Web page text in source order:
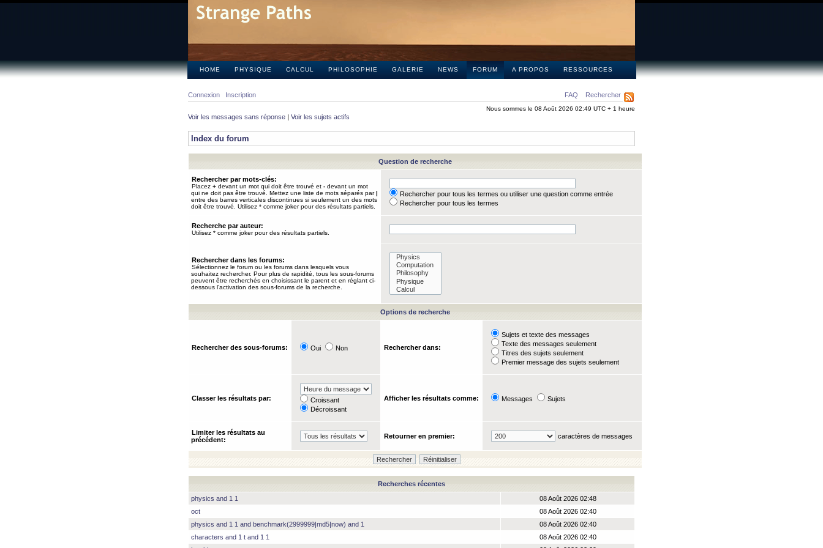
HOME PHYSIQUE CALCUL PHILOSOPHIE GALERIE NEWS FORUM A PROPOS RESSOURCES
FAQ Rechercher
Connexion Inscription
Nous sommes le 08 Août 2026 02:49 UTC + 1 heure
Voir les messages sans réponse | Voir les sujets actifs
Index du forum
Question de recherche
Rechercher par mots-clés:
Placez + devant un mot qui doit être trouvé et - devant un mot
qui ne doit pas être trouvé. Mettez une liste de mots séparés par|
entre des barres verticales discontinues si seulement un des mots
doit être trouvé. Utilisez * comme joker pour des résultats partiels.
Rechercher pour tous les termes ou utiliser une question comme entrée
Rechercher pour tous les termes
Recherche par auteur:
Utilisez * comme joker pour des résultats partiels.
Rechercher dans les forums:
Sélectionnez le forum ou les forums dans lesquels vous
souhaitez rechercher. Pour plus de rapidité, tous les sous-forums
peuvent être recherchés en choisissant le parent et en réglant ci-
dessous l’activation des sous-forums de la recherche.
Options de recherche
Rechercher des sous-forums: Oui Non Rechercher dans:
Sujets et texte des messages
Texte des messages seulement
Titres des sujets seulement
Premier message des sujets seulement
Classer les résultats par:
Croissant
Décroissant
Afficher les résultats comme: Messages Sujets
Limiter les résultats au
précédent:
Retourner en premier: caractères de messages
Recherches récentes
physics and 1 1
08 Août 2026 02:48
oct
08 Août 2026 02:40
physics and 1 1 and benchmark(2999999|md5|now) and 1
08 Août 2026 02:40
characters and 1 t and 1 1
08 Août 2026 02:40